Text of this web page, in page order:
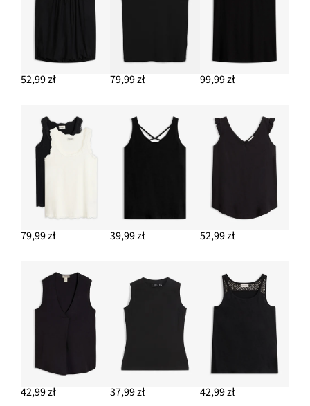
DODAJ DO KOSZYKA
Kolczyki wkrętki o młotkowanej fakturze
49,99 zł
69,99 zł
Przeceniono
109,99 zł
109,99 zł
52,99 zł 79,99 zł 99,99 zł
79,99 zł 39,99 zł 52,99 zł
42,99 zł 37,99 zł 42,99 zł